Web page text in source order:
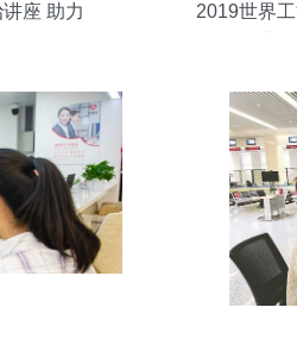
座 助力
2019世界